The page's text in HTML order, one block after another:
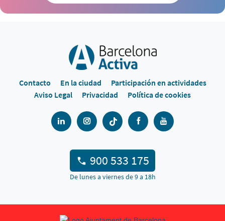
Contacto En la ciudad
Participación en actividades
Aviso Legal
Privacidad Política de cookies
900 533 175
De lunes a viernes de 9 a 18h